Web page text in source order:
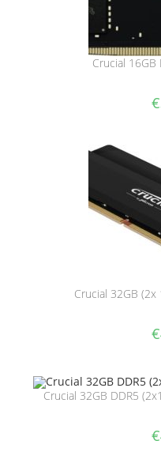
Crucial 16GB
€
Crucial 32GB (2x
€
Crucial 32GB DDR5
€